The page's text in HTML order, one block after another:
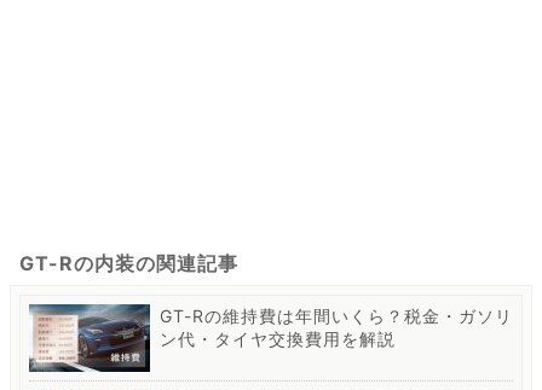
GT-Rの内装の関連記事
GT-Rの維持費は年間いくら？税金・ガソリ
ン代・タイヤ交換費用を解説